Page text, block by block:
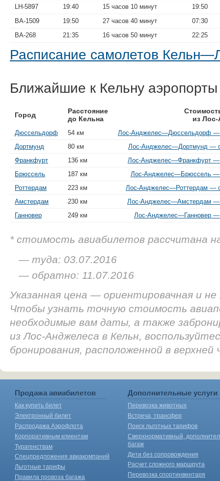
LH-5897
19:40 15 часов 10 минут
19:50
BA-1509
19:50 27 часов 40 минут
07:30
BA-268
21:35 16 часов 50 минут 22:25
Расписание самолетов
Ближайшие к Кельну аэропорты
Город
Расстояние
до Кельна
из
Дюссельдорф 54 км
Лос-Анджелес—Дюссельдорф —
Дортмунд
80 км
Лос-Анджелес—Дортмунд —
Франкфурт
136 км
Лос-Анджелес—Франкфурт —
Брюссель
187 км
Лос-Анджелес—Брюссель —
Роттердам
223 км
Лос-Анджелес—Роттердам —
Амстердам
230 км
Лос-Анджелес—Амстердам —
Ганновер
249 км Лос-Анджелес—Ганновер —
* стоимость авиабилетов рассчитана
— туда: 03.07.2016
— обратно: 11.07.2016
Указанная цена — ориентировачная и
Чтобы узнать точную стоимость
необходимые вам даты, а также
из Лос-Анджелеса в Кельн,
бронирования, расположенной в
Продажа авиабилетов
Как купить билет
Электронный билет
Распродажа Аэрофлота
Корпоративным клиентам
Турагенствам
Спецпредложения авиакомпаний
Льготные тарифы
Правила провоза багажа
Дополнительные услуги
Перевозка животных
Встреча, трансфер
Поиск льготных тарифов
Сверхнормативный,
багаж
Дети без сопровождения
Расчет сложного маршрута
Перевозка спортинвентаря